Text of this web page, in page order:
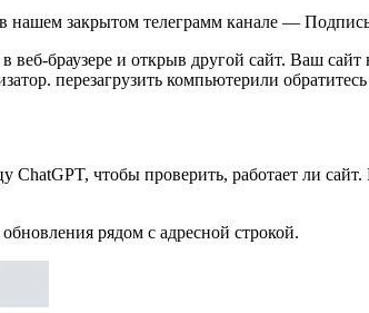
закрытом телеграмм канале —
браузере и открыв другой сайт. Ваш
перезагрузить компьютерили
ChatGPT, чтобы проверить, работает ли
рядом с адресной строкой.